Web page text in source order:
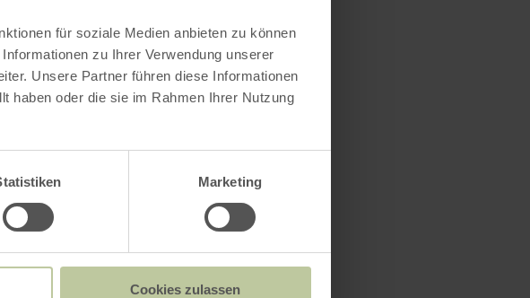
für soziale Medien anbieten zu können
zu Ihrer Verwendung unserer
Unsere Partner führen diese Informationen
haben oder die sie im Rahmen Ihrer Nutzung
Marketing
Cookies zulassen